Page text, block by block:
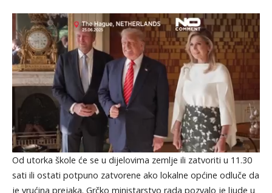
Od utorka škole će se u dijelovima zemlje ili zatvoriti u 11.30
sati ili ostati potpuno zatvorene ako lokalne općine odluče da
je vrućina prejaka. Grčko ministarstvo rada pozvalo je ljude u